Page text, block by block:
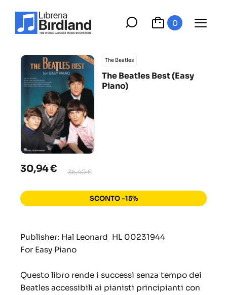
0
The Beatles
The Beatles Best (Easy
Piano)
30,94 € 36,40 €
SCONTO -15%
Publisher: Hal Leonard HL 00231944
For Easy Piano
Questo libro rende i successi senza tempo dei
Beatles accessibili ai pianisti principianti con